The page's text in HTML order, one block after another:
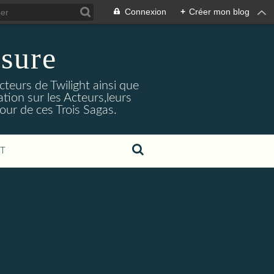
Connexion + Créer mon blog
de Twilight ainsi que
sur les Acteurs,leurs
de ces Trois Sagas.